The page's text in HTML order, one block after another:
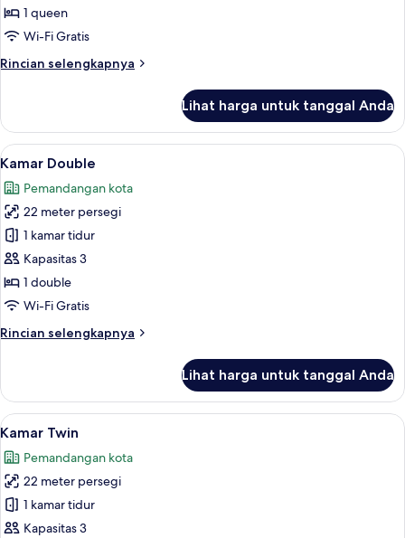
Eksekutif
1 queen
Wi-Fi Gratis
Rincian selengkapnya
Rincian
Kamar
Double
Eksekutif
Lihat harga untuk tanggal Anda
Lihat
semua
foto
untuk
Kamar
Double
Kamar Double | Brankas, meja kerja,
3
Kamar Double
Pemandangan kota
22 meter persegi
1 kamar tidur
Kapasitas 3
1 double
Wi-Fi Gratis
Rincian selengkapnya
Rincian
Kamar
Double
Lihat harga untuk tanggal Anda
Lihat
semua
foto
untuk
Kamar
Twin
Kamar Twin | Brankas, meja kerja,
4
Kamar Twin
Pemandangan kota
22 meter persegi
1 kamar tidur
Kapasitas 3